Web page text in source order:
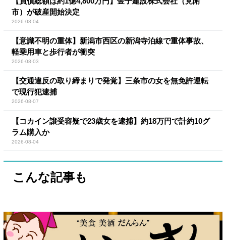
市）が破産開始決定
2026-08-04
【意識不明の重体】新潟市西区の新潟寺泊線で重体事故、
軽乗用車と歩行者が衝突
2026-08-03
【交通違反の取り締まりで発覚】三条市の女を無免許運転
で現行犯逮捕
2026-08-07
【コカイン譲受容疑で23歳女を逮捕】約18万円で計約10グ
ラム購入か
2026-08-04
こんな記事も